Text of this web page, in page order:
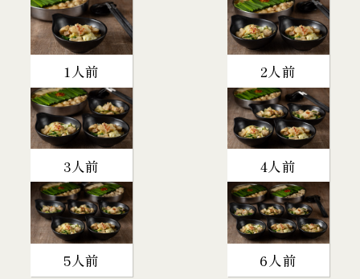
1人前 2人前
3人前 4人前
5人前 6人前